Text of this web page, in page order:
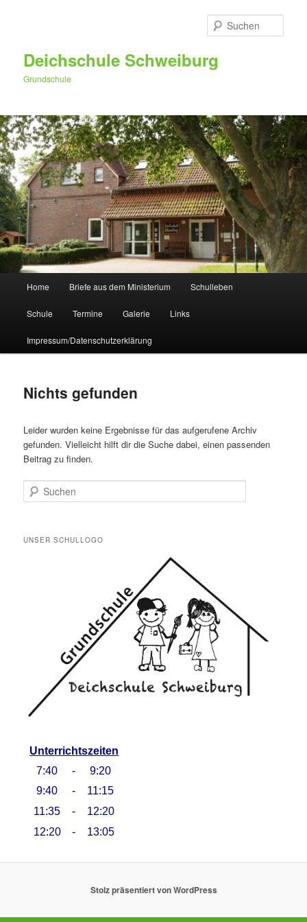
Deichschule Schweiburg
Grundschule
Home Briefe aus dem Ministerium Schulleben
Schule Termine Galerie Links
Impressum/Datenschutzerklärung
Nichts gefunden
Leider wurden keine Ergebnisse für das aufgerufene Archiv
gefunden. Vielleicht hilft dir die Suche dabei, einen passenden
Beitrag zu finden.
Suchen
UNSER SCHULLOGO
Unterrichtszeiten
7:40
-
9:20
9:40
-
11:15
11:35
-
12:20
12:20
- 13:05
Stolz präsentiert von WordPress